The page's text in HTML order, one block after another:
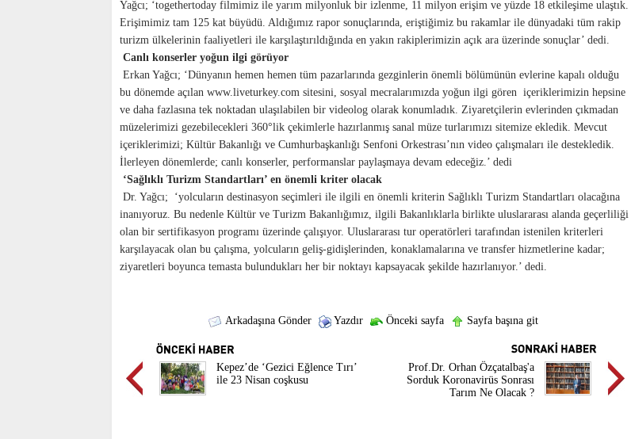
Yağcı; ‘togethertoday filmimiz ile yarım milyonluk bir izlenme, 11 milyon erişim ve yüzde 18 etkileşime ulaştık.
Erişimimiz tam 125 kat büyüdü. Aldığımız rapor sonuçlarında, eriştiğimiz bu rakamlar ile dünyadaki tüm rakip
turizm ülkelerinin faaliyetleri ile karşılaştırıldığında en yakın rakiplerimizin açık ara üzerinde sonuçlar’ dedi.
Canlı konserler yoğun ilgi görüyor
Erkan Yağcı; ‘Dünyanın hemen hemen tüm pazarlarında gezginlerin önemli bölümünün evlerine kapalı olduğu
bu dönemde açılan www.liveturkey.com sitesini, sosyal mecralarımızda yoğun ilgi gören içeriklerimizin hepsine
ve daha fazlasına tek noktadan ulaşılabilen bir videolog olarak konumladık. Ziyaretçilerin evlerinden çıkmadan
müzelerimizi gezebilecekleri 360°lik çekimlerle hazırlanmış sanal müze turlarımızı sitemize ekledik. Mevcut
içeriklerimizi; Kültür Bakanlığı ve Cumhurbaşkanlığı Senfoni Orkestrası’nın video çalışmaları ile destekledik.
İlerleyen dönemlerde; canlı konserler, performanslar paylaşmaya devam edeceğiz.’ dedi
‘Sağlıklı Turizm Standartları’ en önemli kriter olacak
Dr. Yağcı; ‘yolcuların destinasyon seçimleri ile ilgili en önemli kriterin Sağlıklı Turizm Standartları olacağına
inanıyoruz. Bu nedenle Kültür ve Turizm Bakanlığımız, ilgili Bakanlıklarla birlikte uluslararası alanda geçerliliği
olan bir sertifikasyon programı üzerinde çalışıyor. Uluslararası tur operatörleri tarafından istenilen kriterleri
karşılayacak olan bu çalışma, yolcuların geliş-gidişlerinden, konaklamalarına ve transfer hizmetlerine kadar;
ziyaretleri boyunca temasta bulundukları her bir noktayı kapsayacak şekilde hazırlanıyor.’ dedi.
Arkadaşına Gönder Yazdır Önceki sayfa Sayfa başına git
Kepez’de ‘Gezici Eğlence Tırı’
ile 23 Nisan coşkusu
Prof.Dr. Orhan Özçatalbaş'a
Sorduk Koronavirüs Sonrası
Tarım Ne Olacak ?